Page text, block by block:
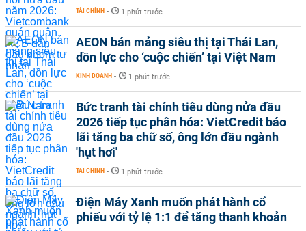
TÀI CHÍNH - 1 phút trước
AEON bán mảng siêu thị tại Thái Lan,
dồn lực cho ‘cuộc chiến’ tại Việt Nam
KINH DOANH - 1 phút trước
Bức tranh tài chính tiêu dùng nửa đầu
2026 tiếp tục phân hóa: VietCredit báo
lãi tăng ba chữ số, ông lớn đầu ngành
'hụt hơi'
TÀI CHÍNH - 1 phút trước
Điện Máy Xanh muốn phát hành cổ
phiếu với tỷ lệ 1:1 để tăng thanh khoản